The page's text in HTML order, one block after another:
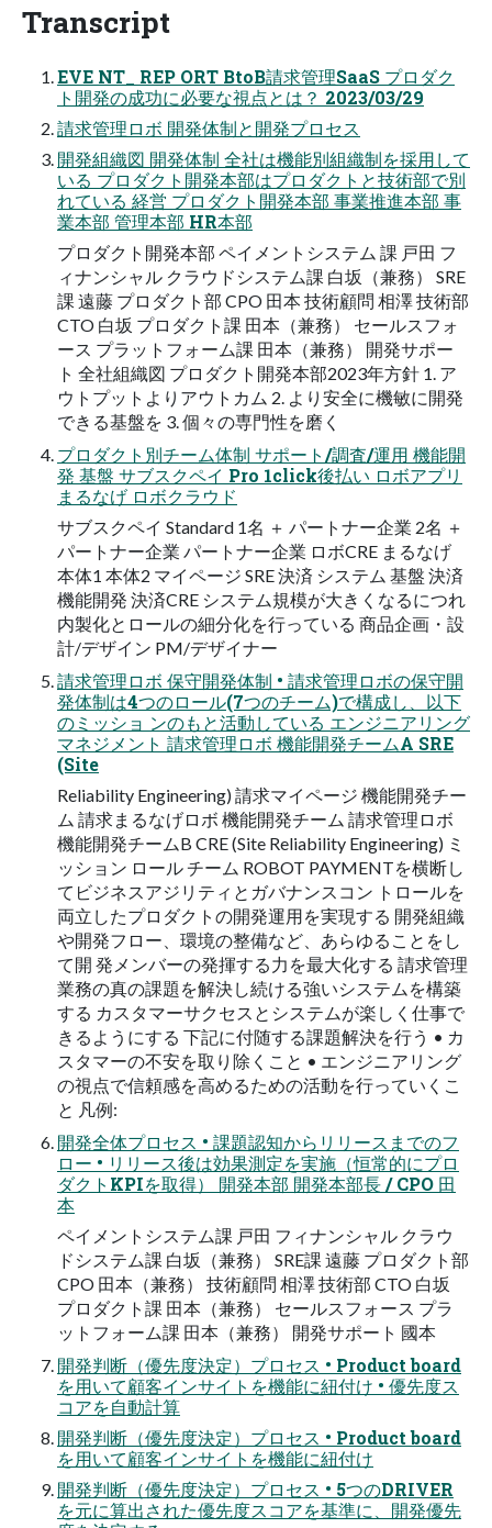
Transcript
EVE NT_ REP ORT BtoB請求管理SaaS プロダク
ト開発の成功に必要な視点とは？ 2023/03/29
請求管理ロボ 開発体制と開発プロセス
開発組織図 開発体制 全社は機能別組織制を採用して
いる プロダクト開発本部はプロダクトと技術部で別
れている 経営 プロダクト開発本部 事業推進本部 事
業本部 管理本部 HR本部
プロダクト開発本部 ペイメントシステム 課 戸田 フ
ィナンシャル クラウドシステム課 白坂（兼務） SRE
課 遠藤 プロダクト部 CPO 田本 技術顧問 相澤 技術部
CTO 白坂 プロダクト課 田本（兼務） セールスフォ
ース プラットフォーム課 田本（兼務） 開発サポー
ト 全社組織図 プロダクト開発本部2023年方針 1. ア
ウトプットよりアウトカム 2. より安全に機敏に開発
できる基盤を 3. 個々の専門性を磨く
プロダクト別チーム体制 サポート/調査/運用 機能開
発 基盤 サブスクペイ Pro 1click後払い ロボアプリ
まるなげ ロボクラウド
サブスクペイ Standard 1名 ＋ パートナー企業 2名 ＋
パートナー企業 パートナー企業 ロボCRE まるなげ
本体1 本体2 マイページ SRE 決済 システム 基盤 決済
機能開発 決済CRE システム規模が大きくなるにつれ
内製化とロールの細分化を行っている 商品企画・設
計/デザイン PM/デザイナー
請求管理ロボ 保守開発体制 • 請求管理ロボの保守開
発体制は4つのロール(7つのチーム)で構成し、以下
のミッショ ンのもと活動している エンジニアリング
マネジメント 請求管理ロボ 機能開発チームA SRE
(Site
Reliability Engineering) 請求マイページ 機能開発チー
ム 請求まるなげロボ 機能開発チーム 請求管理ロボ
機能開発チームB CRE (Site Reliability Engineering) ミ
ッション ロール チーム ROBOT PAYMENTを横断し
てビジネスアジリティとガバナンスコン トロールを
両立したプロダクトの開発運用を実現する 開発組織
や開発フロー、環境の整備など、あらゆることをし
て開 発メンバーの発揮する力を最大化する 請求管理
業務の真の課題を解決し続ける強いシステムを構築
する カスタマーサクセスとシステムが楽しく仕事で
きるようにする 下記に付随する課題解決を行う • カ
スタマーの不安を取り除くこと • エンジニアリング
の視点で信頼感を高めるための活動を行っていくこ
と 凡例:
開発全体プロセス • 課題認知からリリースまでのフ
ロー • リリース後は効果測定を実施（恒常的にプロ
ダクトKPIを取得） 開発本部 開発本部長 / CPO 田
本
ペイメントシステム課 戸田 フィナンシャル クラウ
ドシステム課 白坂（兼務） SRE課 遠藤 プロダクト部
CPO 田本（兼務） 技術顧問 相澤 技術部 CTO 白坂
プロダクト課 田本（兼務） セールスフォース プラ
ットフォーム課 田本（兼務） 開発サポート 國本
開発判断（優先度決定）プロセス • Product board
を用いて顧客インサイトを機能に紐付け • 優先度ス
コアを自動計算
開発判断（優先度決定）プロセス • Product board
を用いて顧客インサイトを機能に紐付け
開発判断（優先度決定）プロセス • 5つのDRIVER
を元に算出された優先度スコアを基準に、開発優先